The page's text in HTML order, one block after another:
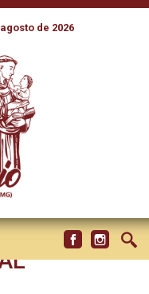
de 2026
LESTE 2
A
NO